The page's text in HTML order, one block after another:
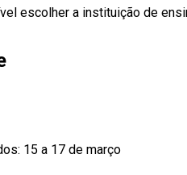
escolher a instituição de
15 a 17 de março